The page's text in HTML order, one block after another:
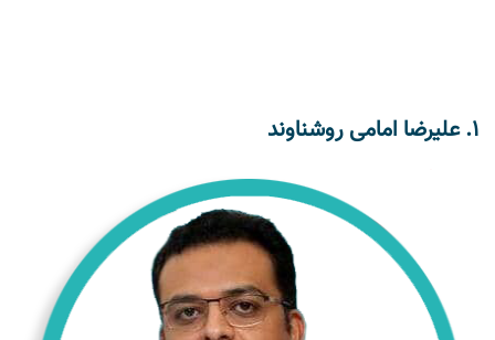
1. علیرضا امامی روشناوند